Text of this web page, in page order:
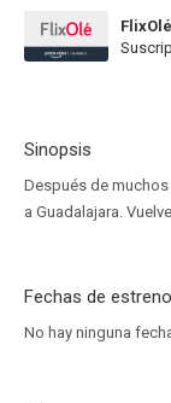
Sinopsis
Después de muchos
a Guadalajara.
Fechas de
No hay ninguna